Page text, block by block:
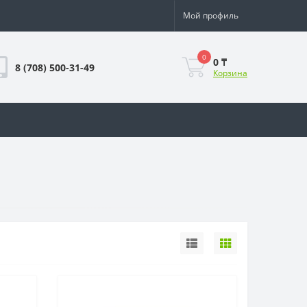
Мой профиль
8 (708) 500-31-49
0 0 ₸
Корзина